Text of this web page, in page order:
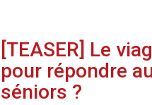
[TEASER] Le
pour répondre
séniors ?